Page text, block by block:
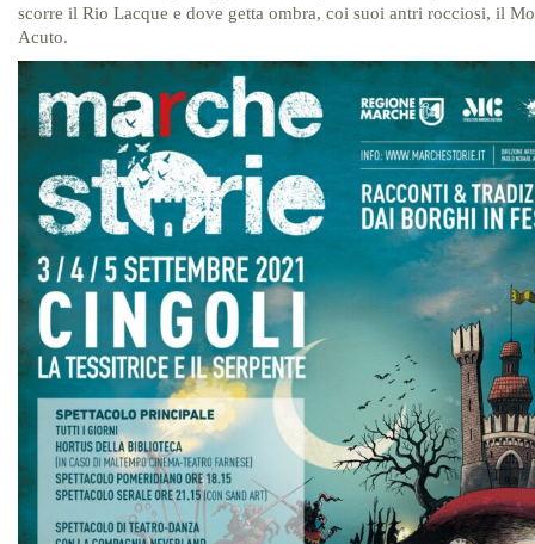
scorre il Rio Lacque e dove getta ombra, coi suoi antri rocciosi, il
Acuto.